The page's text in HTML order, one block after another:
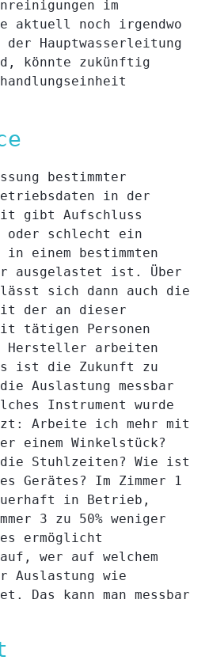
im
aktuell noch irgendwo
Hauptwasserleitung
könnte zukünftig
bestimmter
in der
gibt Aufschluss
oder schlecht ein
einem bestimmten
ausgelastet ist. Über
sich dann auch die
der an dieser
tätigen Personen
Hersteller arbeiten
ist die Zukunft zu
Auslastung messbar
Instrument wurde
Arbeite ich mehr mit
einem Winkelstück?
Stuhlzeiten? Wie ist
Gerätes? Im Zimmer 1
in Betrieb,
3 zu 50% weniger
ermöglicht
wer auf welchem
Auslastung wie
Das kann man messbar